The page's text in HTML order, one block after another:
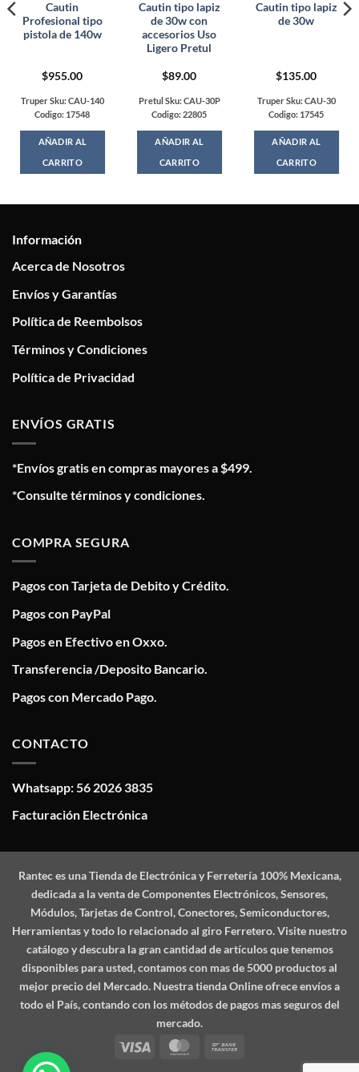
Cautin
Profesional tipo
pistola de 140w
$955.00
Truper Sku: CAU-140
Codigo: 17548
AÑADIR AL
CARRITO
Cautin tipo lapiz
de 30w con
accesorios Uso
Ligero Pretul
$89.00
Pretul Sku: CAU-30P
Codigo: 22805
AÑADIR AL
CARRITO
Cautin tipo lapiz
de 30w
$135.00
Truper Sku: CAU-30
Codigo: 17545
AÑADIR AL
CARRITO
Información
Acerca de Nosotros
Envíos y Garantías
Política de Reembolsos
Términos y Condiciones
Política de Privacidad
ENVÍOS GRATIS
*Envíos gratis en compras mayores a $499.
*Consulte términos y condiciones.
COMPRA SEGURA
Pagos con Tarjeta de Debito y Crédito.
Pagos con PayPal
Pagos en Efectivo en Oxxo.
Transferencia /Deposito Bancario.
Pagos con Mercado Pago.
CONTACTO
Whatsapp: 56 2026 3835
Facturación Electrónica
Ranteces una Tienda de Electrónica y Ferretería 100% Mexicana,
dedicada a la venta de Componentes Electrónicos, Sensores,
Módulos, Tarjetas de Control, Conectores, Semiconductores,
Herramientas y todo lo relacionado al giro Ferretero. Visite nuestro
catálogo y descubra la gran cantidad de artículos que tenemos
disponibles para usted, contamos con mas de 5000 productos al
mejor precio del Mercado. Nuestra tienda Online ofrece envíos a
todo el País, contando con los métodos de pagos mas seguros del
mercado.
Visa
MasterCard